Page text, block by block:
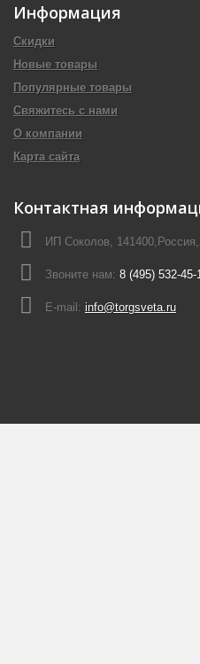
Информация
Скидки
Новые товары
Популярные товары
Свяжитесь с нами
О компании
Карта сайта
Контактная
ИП Соколов,
Звоните нам: 8 (495) 532-45-
E-mail: info@torgsveta.ru